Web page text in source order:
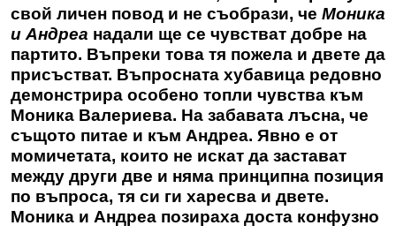
свой личен повод и не съобрази, че Моника
и Андреа надали ще се чувстват добре на
партито. Въпреки това тя пожела и двете да
присъстват. Въпросната хубавица редовно
демонстрира особено топли чувства към
Моника Валериева. На забавата лъсна, че
същото питае и към Андреа. Явно е от
момичетата, които не искат да застават
между други две и няма принципна позиция
по въпроса, тя си ги харесва и двете.
Моника и Андреа позираха доста конфузно